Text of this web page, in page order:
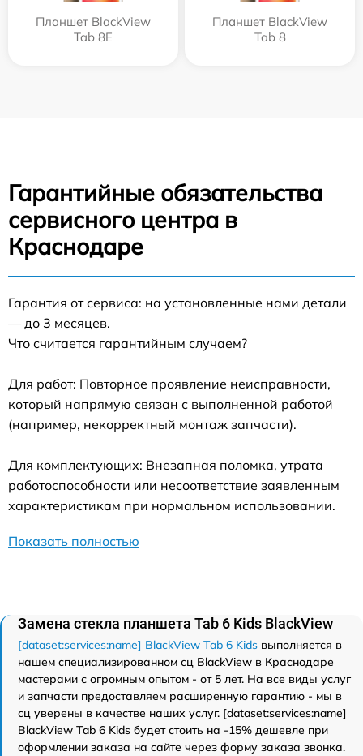
Планшет BlackView
Tab 8E
Планшет BlackView
Tab 8
Гарантийные обязательства
сервисного центра в
Краснодаре
Гарантия от сервиса: на установленные нами детали
— до 3 месяцев.
Что считается гарантийным случаем?
Для работ: Повторное проявление неисправности,
который напрямую связан с выполненной работой
(например, некорректный монтаж запчасти).
Для комплектующих: Внезапная поломка, утрата
работоспособности или несоответствие заявленным
характеристикам при нормальном использовании.
Показать полностью
Замена стекла планшета Tab 6 Kids BlackView
[dataset:services:name] BlackView Tab 6 Kids выполняется в
нашем специализированном сц BlackView в Краснодаре
мастерами с огромным опытом - от 5 лет. На все виды услуг
и запчасти предоставляем расширенную гарантию - мы в
сц уверены в качестве наших услуг. [dataset:services:name]
BlackView Tab 6 Kids будет стоить на -15% дешевле при
оформлении заказа на сайте через форму заказа звонка.